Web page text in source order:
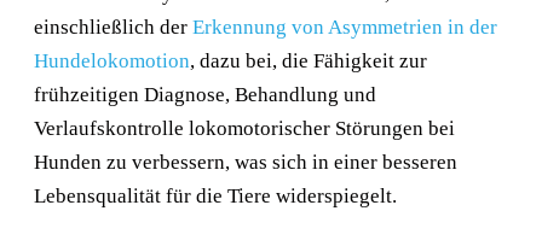
einschließlich der Erkennung von Asymmetrien in der
Hundelokomotion, dazu bei, die Fähigkeit zur
frühzeitigen Diagnose, Behandlung und
Verlaufskontrolle lokomotorischer Störungen bei
Hunden zu verbessern, was sich in einer besseren
Lebensqualität für die Tiere widerspiegelt.